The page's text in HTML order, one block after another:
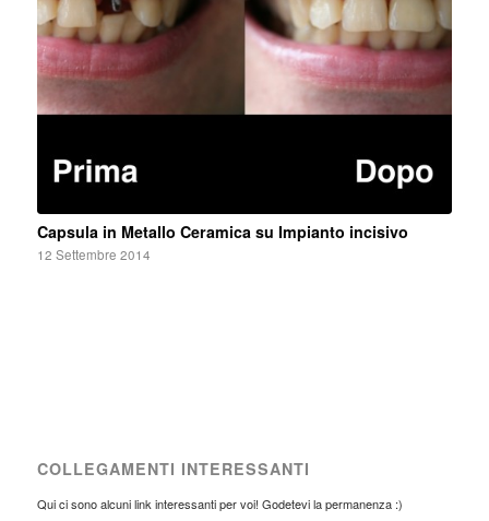
Capsula in Metallo Ceramica su Impianto incisivo
12 Settembre 2014
COLLEGAMENTI INTERESSANTI
Qui ci sono alcuni link interessanti per voi! Godetevi la permanenza :)